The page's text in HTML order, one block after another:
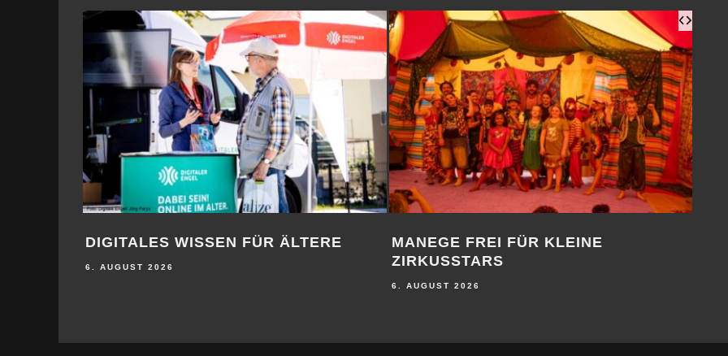
DIGITALES WISSEN FÜR ÄLTERE
6. AUGUST 2026
MANEGE FREI FÜR KLEINE
ZIRKUSSTARS
6. AUGUST 2026
FÜRSTENWALDE BAD SAAROW ERKNER